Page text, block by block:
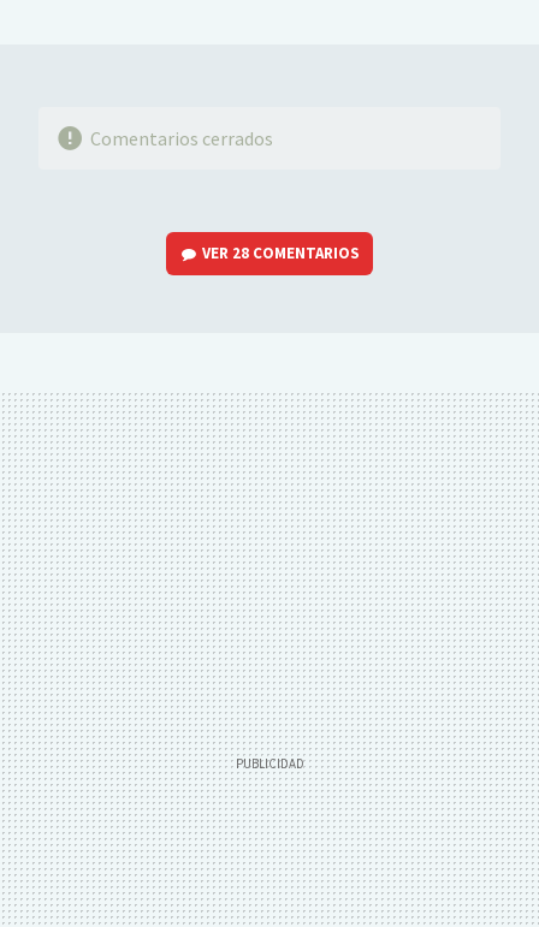
Comentarios cerrados
VER 28 COMENTARIOS